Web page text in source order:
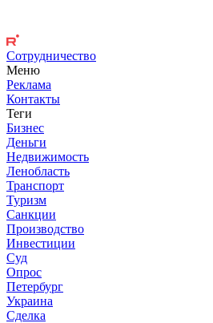
Сотрудничество
Меню
Реклама
Контакты
Теги
Бизнес
Деньги
Недвижимость
Ленобласть
Транспорт
Туризм
Санкции
Производство
Инвестиции
Суд
Опрос
Петербург
Украина
Сделка